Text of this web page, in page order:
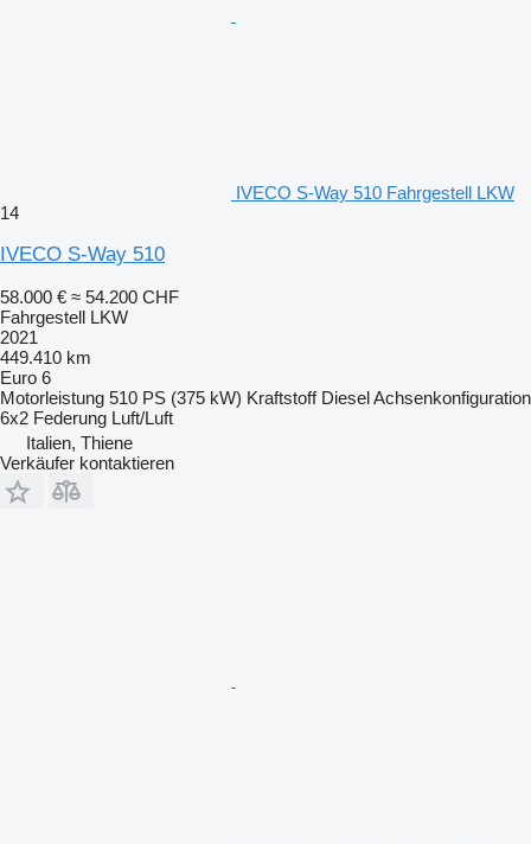
IVECO S-Way 510 Fahrgestell LKW
14
IVECO S-Way 510
58.000 € ≈ 54.200 CHF
Fahrgestell LKW
2021
449.410 km
Euro 6
Motorleistung 510 PS (375 kW) Kraftstoff DieselAchsenkonfiguration
6x2 Federung Luft/Luft
Italien, Thiene
Verkäufer kontaktieren